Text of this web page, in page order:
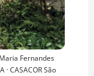
Fernandes
CASACOR São